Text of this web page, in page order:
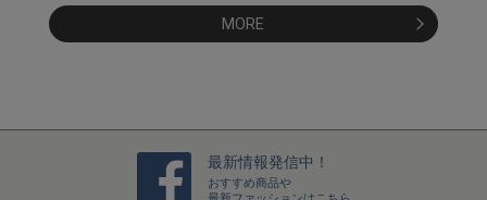
MORE
最新情報発信中！
おすすめ商品や